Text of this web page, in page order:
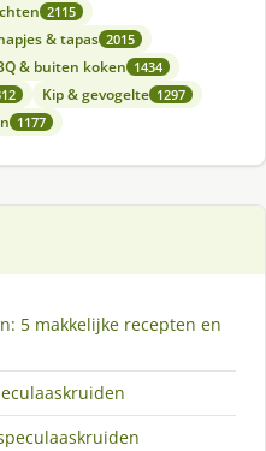
2115
& tapas 2015
& buiten koken 1434
Kip & gevogelte 1297
1177
5 makkelijke recepten en